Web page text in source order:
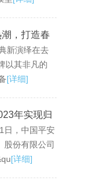
，打造春
Clarks诚意
饼干家
新演绎在去
以其非凡的
[详细]
年实现归
亿
连续12年保
业务重回升
值同比大增
日，中国平安
股份有限公司
[详细]